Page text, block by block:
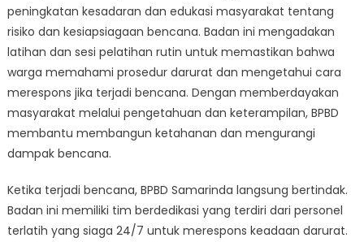
peningkatan kesadaran dan edukasi masyarakat tentang
risiko dan kesiapsiagaan bencana. Badan ini mengadakan
latihan dan sesi pelatihan rutin untuk memastikan bahwa
warga memahami prosedur darurat dan mengetahui cara
merespons jika terjadi bencana. Dengan memberdayakan
masyarakat melalui pengetahuan dan keterampilan, BPBD
membantu membangun ketahanan dan mengurangi
dampak bencana.
Ketika terjadi bencana, BPBD Samarinda langsung bertindak.
Badan ini memiliki tim berdedikasi yang terdiri dari personel
terlatih yang siaga 24/7 untuk merespons keadaan darurat.